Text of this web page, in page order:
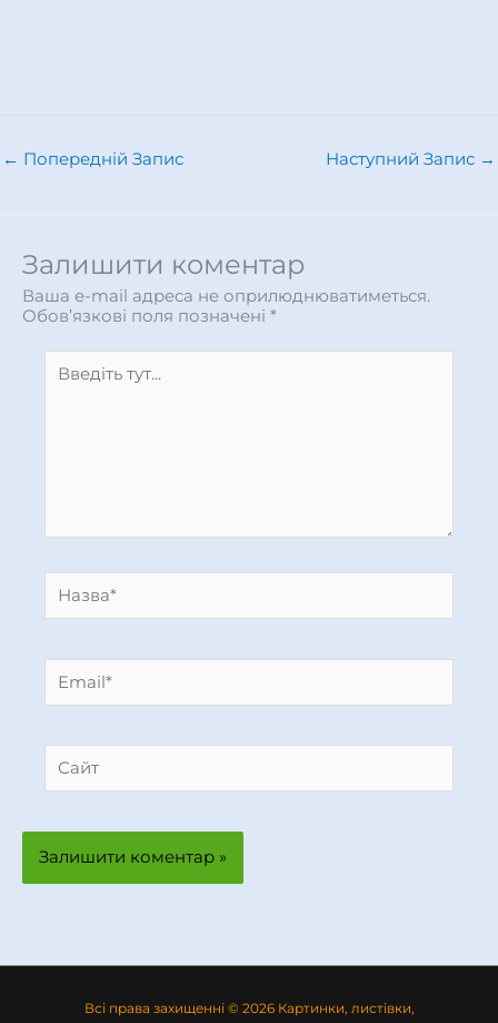
← Попередній Запис Наступний Запис →
Залишити коментар
Ваша e-mail адреса не оприлюднюватиметься.
Обов’язкові поля позначені *
тут...
Всі права захищенні © 2026 Картинки, листівки,